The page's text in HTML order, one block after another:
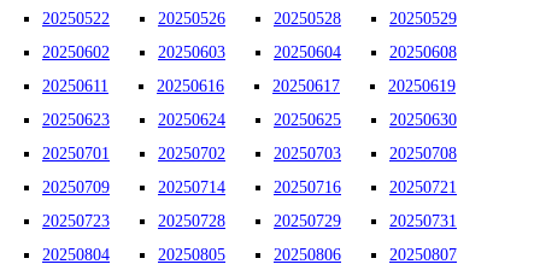
20250522
20250526 20250528
20250529
20250602
20250603 20250604
20250608
20250611
20250616 20250617
20250619
20250623
20250624 20250625
20250630
20250701
20250702 20250703
20250708
20250709
20250714 20250716
20250721
20250723
20250728 20250729
20250731
20250804
20250805 20250806
20250807